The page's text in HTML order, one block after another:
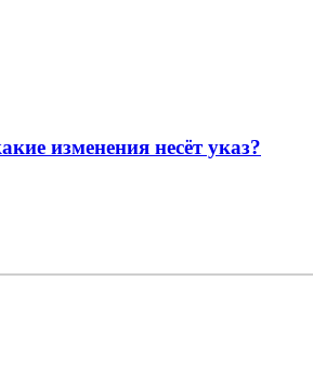
изменения несёт указ?